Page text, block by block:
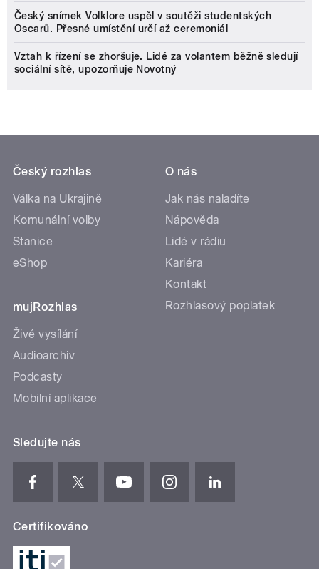
Český snímek Volklore uspěl v soutěži studentských
Oscarů. Přesné umístění určí až ceremoniál
Vztah k řízení se zhoršuje. Lidé za volantem běžně sledují
sociální sítě, upozorňuje Novotný
Český rozhlas
Válka na Ukrajině
Komunální volby
Stanice
eShop
mujRozhlas
Živé vysílání
Audioarchiv
Podcasty
Mobilní aplikace
O nás
Jak nás naladíte
Nápověda
Lidé v rádiu
Kariéra
Kontakt
Rozhlasový poplatek
Sledujte nás
Certifikováno